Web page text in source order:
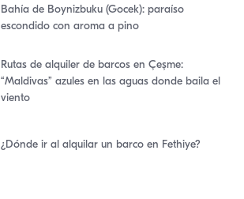
Bahía de Boynizbuku (Gocek): paraíso
escondido con aroma a pino
Rutas de alquiler de barcos en Çeşme:
“Maldivas” azules en las aguas donde baila el
viento
¿Dónde ir al alquilar un barco en Fethiye?